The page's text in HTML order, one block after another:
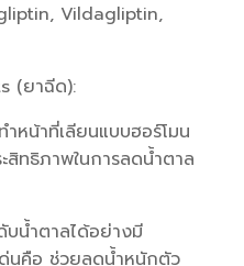
Vildagliptin,
(ยาฉีด):
หน้าที่เลียนแบบฮอร์โมน
สิทธิภาพในการลดน้ำตาล
บน้ำตาลได้อย่างมี
นคือ ช่วยลดน้ำหนักตัว